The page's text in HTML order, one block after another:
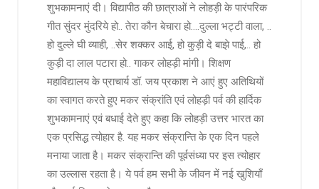
शुभकामनाएं दी। विद्यापीठ की छात्राओं ने लोहड़ी के पारंपरिक
गीत सुंदर मुंदरिये हो.. तेरा कौन बेचारा हो….दुल्ला भट्टी वाला, ..
हो दुल्ले घी व्याही, ..सेर शक्कर आई, हो कुड़ी दे बाझे पाई,.. हो
कुड़ी दा लाल पटारा हो.. गाकर लोहड़ी मांगी। शिक्षण
महाविद्यालय के प्राचार्य डॉ. जय प्रकाश ने आएं हुए अतिथियों
का स्वागत करते हुए मकर संक्रांति एवं लोहड़ी पर्व की हार्दिक
शुभकामनाएं एवं बधाई देते हुए कहा कि लोहड़ी उत्तर भारत का
एक प्रसिद्ध त्योहार है. यह मकर संक्रान्ति के एक दिन पहले
मनाया जाता है। मकर संक्रान्ति की पूर्वसंध्या पर इस त्योहार
का उल्लास रहता है। ये पर्व हम सभी के जीवन में नई खुशियाँ